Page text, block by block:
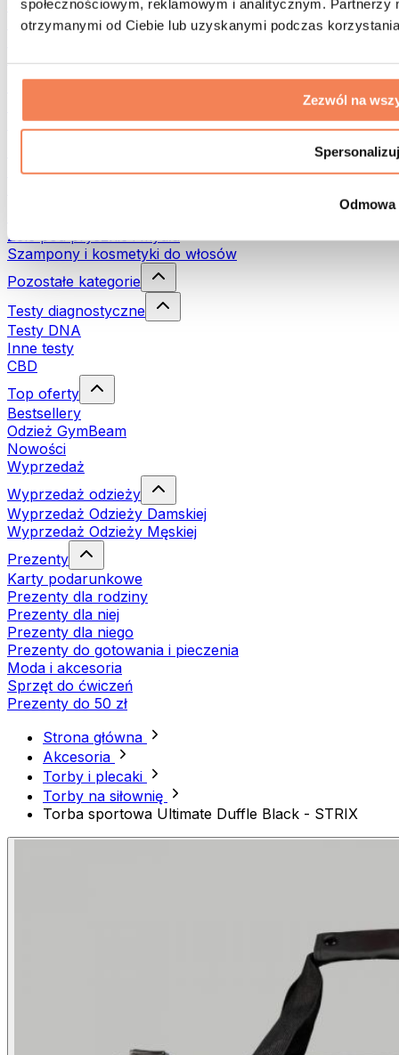
społecznościowym, reklamowym i analitycznym. Partnerzy
otrzymanymi od Ciebie lub uzyskanymi podczas
Zezwól na
Spersonalizuj
Odmowa
Joga i pilates
Terapia zimnem
Trekking
Filtry i dzbanki do wody
Środki do prania
Żele pod prysznic i mydła
Szampony i kosmetyki do włosów
Pozostałe kategorie
Testy diagnostyczne
Testy DNA
Inne testy
CBD
Top oferty
Bestsellery
Odzież GymBeam
Nowości
Wyprzedaż
Wyprzedaż odzieży
Wyprzedaż Odzieży Damskiej
Wyprzedaż Odzieży Męskiej
Prezenty
Karty podarunkowe
Prezenty dla rodziny
Prezenty dla niej
Prezenty dla niego
Prezenty do gotowania i pieczenia
Moda i akcesoria
Sprzęt do ćwiczeń
Prezenty do 50 zł
Strona główna
Akcesoria
Torby i plecaki
Torby na siłownię
Torba sportowa Ultimate Duffle Black - STRIX